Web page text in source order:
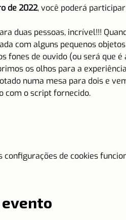
de 2022, você poderá
duas pessoas, incrível!!!
com alguns pequenos
fones de ouvido (ou será que
os olhos para a
numa mesa para dois e
com o script fornecido.
configurações de cookies